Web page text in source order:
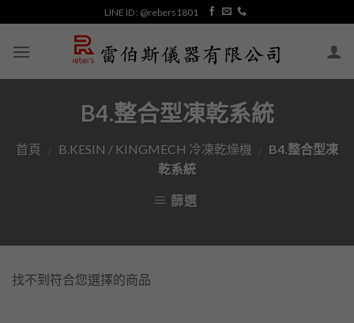
content
LINE ID : @rebers1801
B4.整合型凍乾系統
首頁 B.KESIN / KINGMECH 冷凍乾燥機
B4.整合型凍
乾系統
篩選
找不到符合您選擇的商品